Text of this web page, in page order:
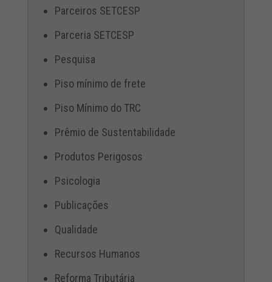
Parceiros SETCESP
Parceria SETCESP
Pesquisa
Piso mínimo de frete
Piso Mínimo do TRC
Prêmio de Sustentabilidade
Produtos Perigosos
Psicologia
Publicações
Qualidade
Recursos Humanos
Reforma Tributária